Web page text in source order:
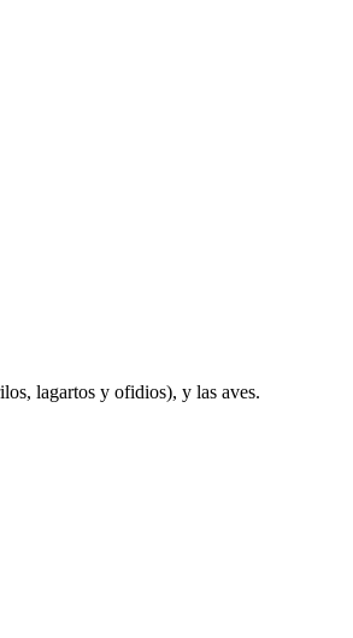
lagartos y ofidios), y las aves.